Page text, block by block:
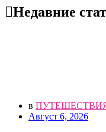
Недавние
в
Август 6, 2026